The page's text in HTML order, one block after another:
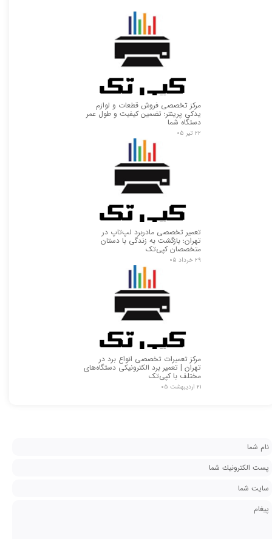
مرکز تخصصی فروش قطعات و لوازم
یدکی پرینتر؛ تضمین کیفیت و طول عمر
دستگاه شما
۲۲ تیر ۰۵
تعمیر تخصصی مادربرد لپ‌تاپ در
تهران؛ بازگشت به زندگی با دستان
متخصصان کپی‌تک
۲۹ خرداد ۰۵
مرکز تعمیرات تخصصی انواع برد در
تهران | تعمیر برد الکترونیکی دستگاه‌های
مختلف با کپی‌تک
۲۱ اردیبهشت ۰۵